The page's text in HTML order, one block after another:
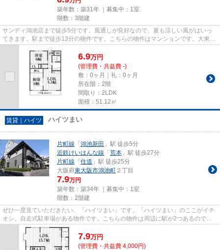
築年数：築31年 ｜募集中： 1室
階数：3階建
サンディ鴻池店まで徒歩5分です。風通しが良好なので、夏も涼しい風がはいっ
てきます。駅まで徒歩13分の物件です。こちらの物件はマンションです。大東市
エリアと片町線住道駅付近での...
6.9万円
(管理費・共益費 -)
敷：0ヶ月｜礼：0ヶ月
所在階：2階
間取り：2LDK
面積：51.12㎡
賃貸｜ハイツ ハイツまい
片町線 「 鴻池新田 」駅 徒歩5分
近鉄けいはんな線 「 荒本 」駅 徒歩27分
片町線 「 住道 」駅 徒歩25分
大阪府東大阪市鴻池町 ２丁目
7.9万円
築年数：築34年 ｜募集中： 1室
階数：2階建
ぜひ一度見ていただきたい、「ハイツまい」です。「ハイツまい」のここがイチ
オシ。自走式駐車場がある物件です。こちらの物件は周辺に駅が2つあるので電
車へのアクセスが便利な物件で...
7.9万円
(管理費・共益費 4,000円)